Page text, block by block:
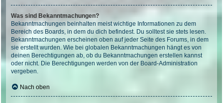
Was sind Bekanntmachungen?
Bekanntmachungen beinhalten meist wichtige Informationen zu dem
Bereich des Boards, in dem du dich befindest. Du solltest sie stets lesen.
Bekanntmachungen erscheinen oben auf jeder Seite des Forums, in dem
sie erstellt wurden. Wie bei globalen Bekanntmachungen hängt es von
deinen Berechtigungen ab, ob du Bekanntmachungen erstellen kannst
oder nicht. Die Berechtigungen werden von der Board-Administration
vergeben.
Nach oben